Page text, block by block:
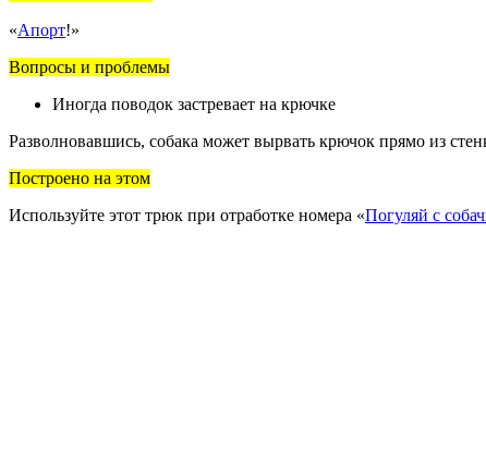
«Апорт!»
Вопросы и проблемы
Иногда поводок застревает на крючке
Разволновавшись, собака может вырвать крючок прямо из
Построено на этом
Используйте этот трюк при отработке номера «Погуляй с